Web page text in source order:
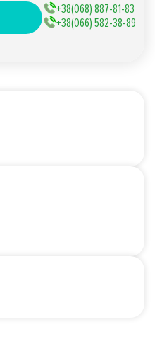
+38(068) 887-81-83
+38(066) 582-38-89